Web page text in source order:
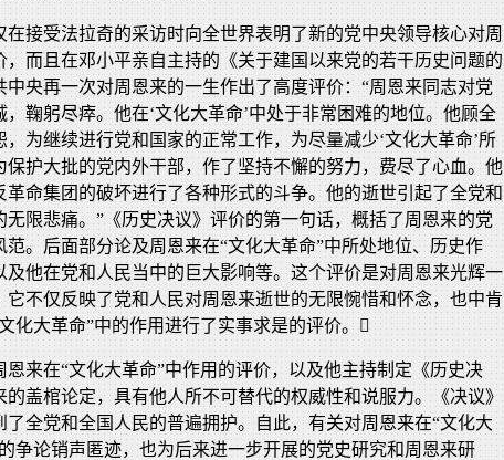
在接受法拉奇的采访时向全世界表明了新的党中央领导核心对周
，而且在邓小平亲自主持的《关于建国以来党的若干历史问题的
中央再一次对周恩来的一生作出了高度评价：“周恩来同志对党
，鞠躬尽瘁。他在‘文化大革命’中处于非常困难的地位。他顾全
，为继续进行党和国家的正常工作，为尽量减少‘文化大革命’所
保护大批的党内外干部，作了坚持不懈的努力，费尽了心血。他
革命集团的破坏进行了各种形式的斗争。他的逝世引起了全党和
无限悲痛。”《历史决议》评价的第一句话，概括了周恩来的党
范。后面部分论及周恩来在“文化大革命”中所处地位、历史作
及他在党和人民当中的巨大影响等。这个评价是对周恩来光辉一
它不仅反映了党和人民对周恩来逝世的无限惋惜和怀念，也中肯
化大革命”中的作用进行了实事求是的评价。
恩来在“文化大革命”中作用的评价，以及他主持制定《历史决
的盖棺论定，具有他人所不可替代的权威性和说服力。《决议》
了全党和全国人民的普遍拥护。自此，有关对周恩来在“文化大
争论销声匿迹，也为后来进一步开展的党史研究和周恩来研